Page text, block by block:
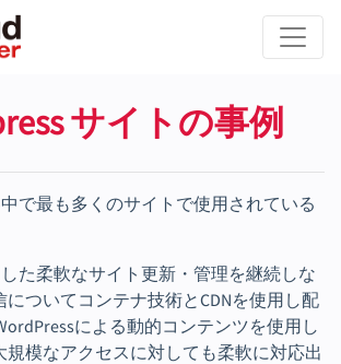
サイトの事例
で最も多くのサイトで使用されている
た柔軟なサイト更新・管理を継続しな
ついてコンテナ技術とCDNを使用し配
による動的コンテンツを使用し
規模なアクセスに対しても柔軟に対応出